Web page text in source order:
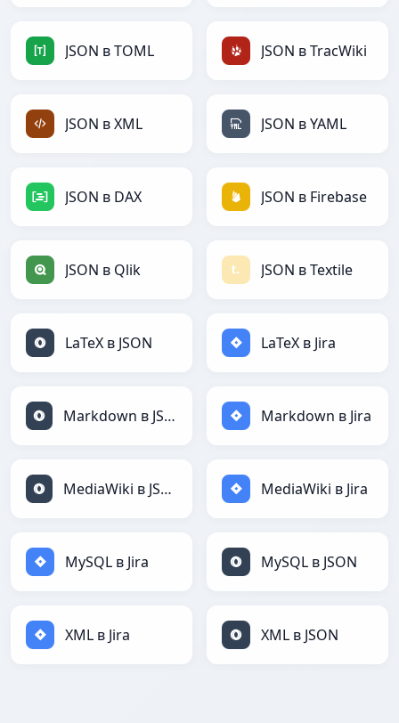
JSON в TOML JSON в TracWiki
JSON в XML JSON в YAML
JSON в DAX JSON в Firebase
JSON в Qlik JSON в Textile
LaTeX в JSON LaTeX в Jira
Markdown в JSON Markdown в Jira
MediaWiki в JSON MediaWiki в Jira
MySQL в Jira MySQL в JSON
XML в Jira XML в JSON